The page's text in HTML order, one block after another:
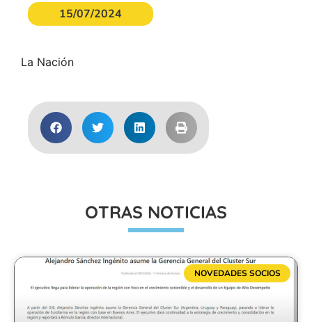
15/07/2024
La Nación
OTRAS NOTICIAS
NOVEDADES SOCIOS